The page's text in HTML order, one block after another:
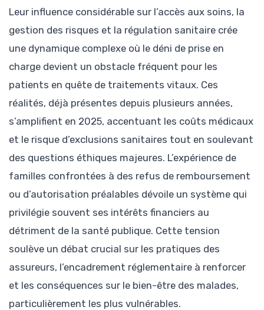
Leur influence considérable sur l’accès aux soins, la
gestion des risques et la régulation sanitaire crée
une dynamique complexe où le déni de prise en
charge devient un obstacle fréquent pour les
patients en quête de traitements vitaux. Ces
réalités, déjà présentes depuis plusieurs années,
s’amplifient en 2025, accentuant les coûts médicaux
et le risque d’exclusions sanitaires tout en soulevant
des questions éthiques majeures. L’expérience de
familles confrontées à des refus de remboursement
ou d’autorisation préalables dévoile un système qui
privilégie souvent ses intérêts financiers au
détriment de la santé publique. Cette tension
soulève un débat crucial sur les pratiques des
assureurs, l’encadrement réglementaire à renforcer
et les conséquences sur le bien-être des malades,
particulièrement les plus vulnérables.